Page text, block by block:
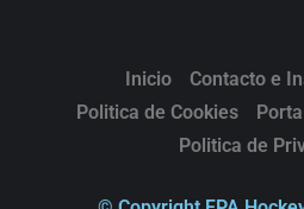
Inicio
Contacto e
Politica de Cookies
Politica de